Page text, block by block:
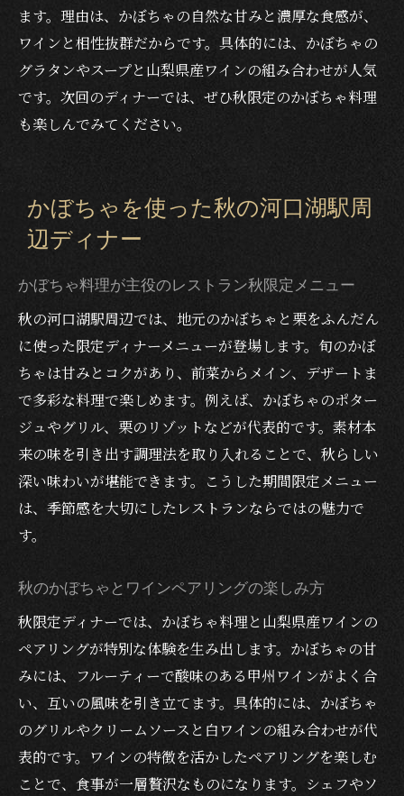
ます。理由は、かぼちゃの自然な甘みと濃厚な食感が、
ワインと相性抜群だからです。具体的には、かぼちゃの
グラタンやスープと山梨県産ワインの組み合わせが人気
です。次回のディナーでは、ぜひ秋限定のかぼちゃ料理
も楽しんでみてください。
かぼちゃを使った秋の河口湖駅周
辺ディナー
かぼちゃ料理が主役のレストラン秋限定メニュー
秋の河口湖駅周辺では、地元のかぼちゃと栗をふんだん
に使った限定ディナーメニューが登場します。旬のかぼ
ちゃは甘みとコクがあり、前菜からメイン、デザートま
で多彩な料理で楽しめます。例えば、かぼちゃのポター
ジュやグリル、栗のリゾットなどが代表的です。素材本
来の味を引き出す調理法を取り入れることで、秋らしい
深い味わいが堪能できます。こうした期間限定メニュー
は、季節感を大切にしたレストランならではの魅力で
す。
秋のかぼちゃとワインペアリングの楽しみ方
秋限定ディナーでは、かぼちゃ料理と山梨県産ワインの
ペアリングが特別な体験を生み出します。かぼちゃの甘
みには、フルーティーで酸味のある甲州ワインがよく合
い、互いの風味を引き立てます。具体的には、かぼちゃ
のグリルやクリームソースと白ワインの組み合わせが代
表的です。ワインの特徴を活かしたペアリングを楽しむ
ことで、食事が一層贅沢なものになります。シェフやソ